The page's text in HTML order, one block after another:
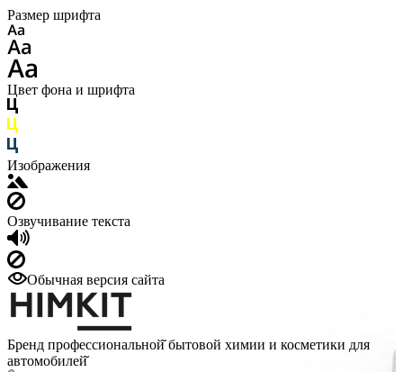
Размер шрифта
Цвет фона и шрифта
Изображения
Озвучивание текста
Обычная версия сайта
Бренд профессиональной̆ бытовой химии и косметики для
автомобилей̆